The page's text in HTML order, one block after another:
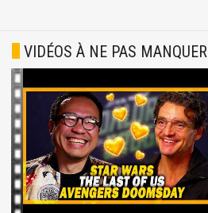
VIDÉOS À NE PAS MANQUER